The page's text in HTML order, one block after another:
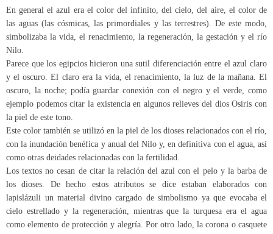
En general el azul era el color del infinito, del cielo, del aire, el color de
las aguas (las cósmicas, las primordiales y las terrestres). De este modo,
simbolizaba la vida, el renacimiento, la regeneración, la gestación y el río
Nilo.
Parece que los egipcios hicieron una sutil diferenciación entre el azul claro
y el oscuro. El claro era la vida, el renacimiento, la luz de la mañana. El
oscuro, la noche; podía guardar conexión con el negro y el verde, como
ejemplo podemos citar la existencia en algunos relieves del dios Osiris con
la piel de este tono.
Este color también se utilizó en la piel de los dioses relacionados con el río,
con la inundación benéfica y anual del Nilo y, en definitiva con el agua, así
como otras deidades relacionadas con la fertilidad.
Los textos no cesan de citar la relación del azul con el pelo y la barba de
los dioses. De hecho estos atributos se dice estaban elaborados con
lapislázuli un material divino cargado de simbolismo ya que evocaba el
cielo estrellado y la regeneración, mientras que la turquesa era el agua
como elemento de protección y alegría. Por otro lado, la corona o casquete